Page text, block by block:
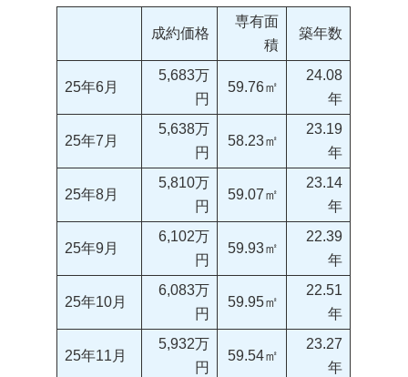
成約価格
専有面
積
築年数
25年6月
5,683万
円
59.76㎡
24.08
年
25年7月
5,638万
円
58.23㎡
23.19
年
25年8月
5,810万
円
59.07㎡
23.14
年
25年9月
6,102万
円
59.93㎡
22.39
年
25年10月
6,083万
円
59.95㎡
22.51
年
25年11月
5,932万
円
59.54㎡
23.27
年